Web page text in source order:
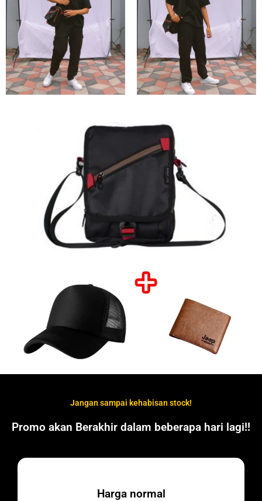
Jangan sampai kehabisan stock!
Promo akan Berakhir dalam beberapa hari lagi!!
Harga normal